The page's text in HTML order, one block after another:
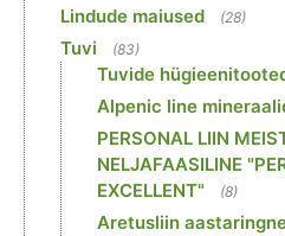
Lindude maiused (28)
Tuvi (83)
Tuvide
Alpenic line
PERSONAL LIIN
NELJAFAASILINE
EXCELLENT"
(8)
Aretusliin